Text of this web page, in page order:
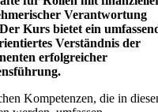
Verantwortung
Kurs bietet ein
Verständnis der
erfolgreicher
Kompetenzen, die in